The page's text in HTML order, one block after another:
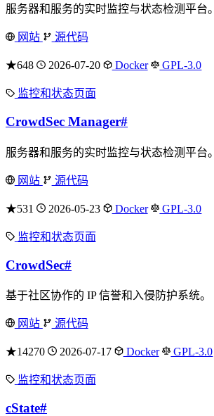
服务器和服务的实时监控与状态检测平台。
网站 源代码
★648 2026-07-20 Docker GPL-3.0
监控和状态页面
CrowdSec Manager#
服务器和服务的实时监控与状态检测平台。
网站 源代码
★531 2026-05-23 Docker GPL-3.0
监控和状态页面
CrowdSec#
基于社区协作的 IP 信誉和入侵防护系统。
网站 源代码
★14270 2026-07-17 Docker GPL-3.0
监控和状态页面
cState#